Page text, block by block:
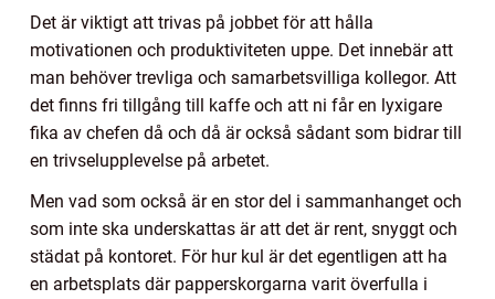
Det är viktigt att trivas på jobbet för att hålla
motivationen och produktiviteten uppe. Det innebär att
man behöver trevliga och samarbetsvilliga kollegor. Att
det finns fri tillgång till kaffe och att ni får en lyxigare
fika av chefen då och då är också sådant som bidrar till
en trivselupplevelse på arbetet.
Men vad som också är en stor del i sammanhanget och
som inte ska underskattas är att det är rent, snyggt och
städat på kontoret. För hur kul är det egentligen att ha
en arbetsplats där papperskorgarna varit överfulla i